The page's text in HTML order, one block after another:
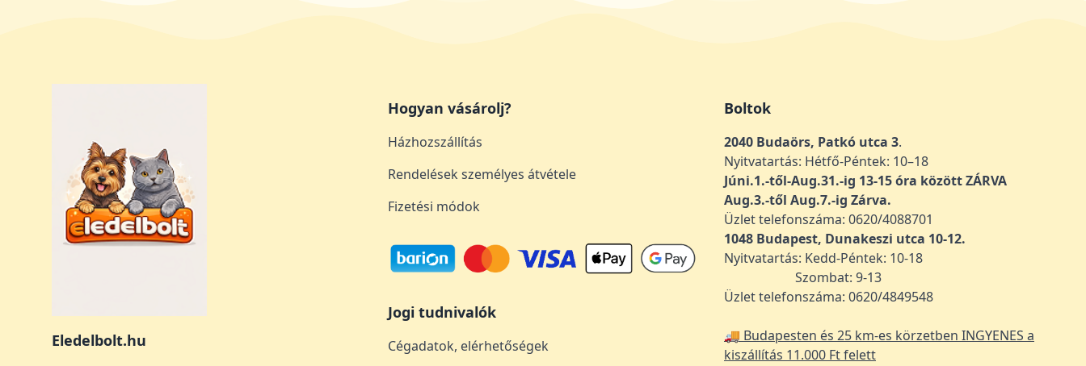
Eledelbolt.hu
Hogyan vásárolj?
Házhozszállítás
Rendelések személyes átvétele
Fizetési módok
Jogi tudnivalók
Cégadatok, elérhetőségek
Boltok
2040 Budaörs, Patkó utca 3.
Nyitvatartás: Hétfő-Péntek: 10–18
Júni.1.-től-Aug.31.-ig 13-15 óra között ZÁRVA
Aug.3.-től Aug.7.-ig Zárva.
Üzlet telefonszáma: 0620/4088701
1048 Budapest, Dunakeszi utca 10-12.
Nyitvatartás: Kedd-Péntek: 10-18
Szombat: 9-13
Üzlet telefonszáma: 0620/4849548
🚚 Budapesten és 25 km-es körzetben INGYENES a
kiszállítás 11.000 Ft felett